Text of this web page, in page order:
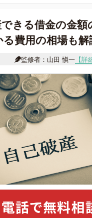
できる借金の金額
る費用の相場も解
監修者：山田 愼一【詳